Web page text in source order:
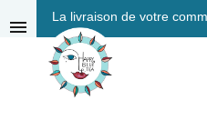
La livraison de votre
menu